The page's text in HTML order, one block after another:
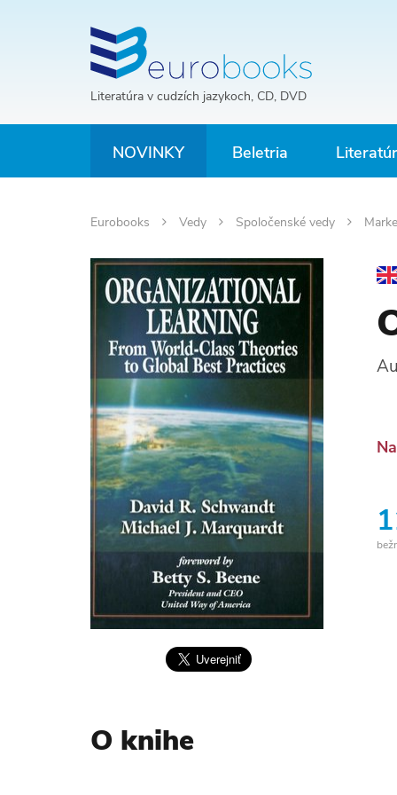
Literatúra v cudzích jazykoch, CD, DVD
NOVINKY Beletria
Eurobooks Vedy Spoločenské vedy
O knihe